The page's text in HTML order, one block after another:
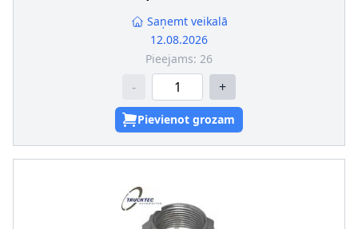
:
Saņemt veikalā
12.08.2026
Pieejams: 26
- +
Pievienot grozam